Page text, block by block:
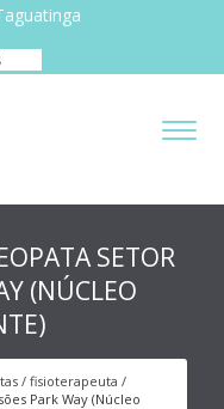
SETOR
(NÚCLEO
fisioterapeuta
Park Way (Núcleo